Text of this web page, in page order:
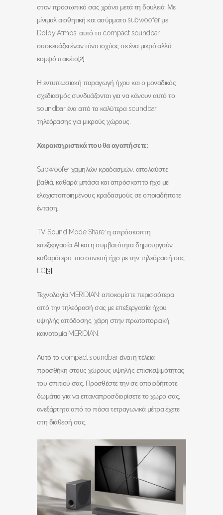
στον προσωπικό σας χρόνο μετά τη δουλειά. Με
μίνιμαλ αισθητική και ασύρματο subwoofer με
Dolby Atmos, αυτό το compact soundbar
συσκευάζει έναν τόνο ισχύος σε ένα μικρό αλλά
κομψό πακέτο[2].
Η εντυπωσιακή παραγωγή ήχου και ο μοναδικός
σχεδιασμός συνδυάζονται για να κάνουν αυτό το
soundbar ένα από τα καλύτερα soundbar
τηλεόρασης για μικρούς χώρους.
Χαρακτηριστικά που θα αγαπήσετε:
Subwoofer χαμηλών κραδασμών: απολαύστε
βαθιά, καθαρά μπάσα και απρόσκοπτο ήχο με
ελαχιστοποιημένους κραδασμούς σε οποιαδήποτε
ένταση.
TV Sound Mode Share: η απρόσκοπτη
επεξεργασία AI και η συμβατότητα δημιουργούν
καθαρότερο, πιο συνεπή ήχο με την τηλεόρασή σας
LG[3].
Τεχνολογία MERIDIAN: αποκομίστε περισσότερα
από την τηλεόρασή σας με επεξεργασία ήχου
υψηλής απόδοσης, χάρη στην πρωτοποριακή
καινοτομία MERIDIAN.
Αυτό το compact soundbar είναι η τέλεια
προσθήκη στους χώρους υψηλής επισκεψιμότητας
του σπιτιού σας. Προσθέστε την σε οποιοδήποτε
δωμάτιο για να επαναπροσδιορίσετε το χώρο σας,
ανεξάρτητα από το πόσα τετραγωνικά μέτρα έχετε
στη διάθεσή σας.